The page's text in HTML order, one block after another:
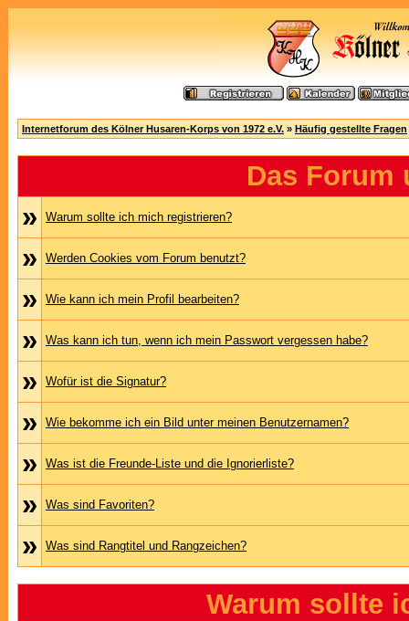
Internetforum des Kölner Husaren-Korps von 1972 e.V. » Häufig gestellte Fragen
Das Forum
»
Warum sollte ich mich registrieren?
» Werden Cookies vom Forum benutzt?
» Wie kann ich mein Profil bearbeiten?
» Was kann ich tun, wenn ich mein Passwort vergessen habe?
» Wofür ist die Signatur?
» Wie bekomme ich ein Bild unter meinen Benutzernamen?
» Was ist die Freunde-Liste und die Ignorierliste?
» Was sind Favoriten?
» Was sind Rangtitel und Rangzeichen?
Warum sollte